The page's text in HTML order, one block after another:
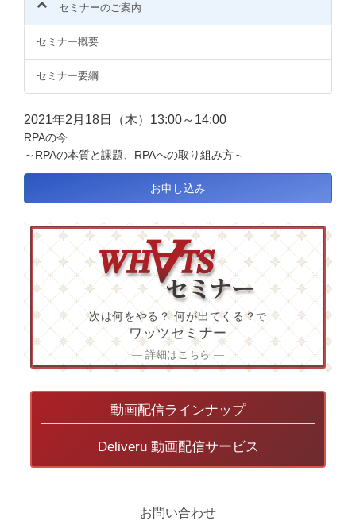
セミナーのご案内
セミナー概要
セミナー要綱
2021年2月18日（木）13:00～14:00
RPAの今
～RPAの本質と課題、RPAへの取り組み方～
お申し込み
次は何をやる？ 何が出てくる？ で
ワッツセミナー
― 詳細はこちら ―
動画配信ラインナップ
Deliveru 動画配信サービス
お問い合わせ